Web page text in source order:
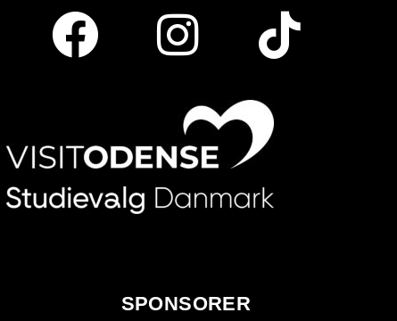
SPONSORER